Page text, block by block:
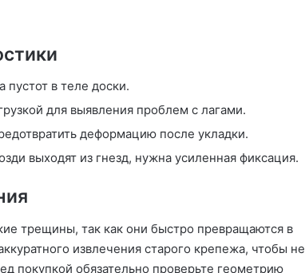
пустот в теле доски.
для выявления проблем с лагами.
деформацию после укладки.
выходят из гнезд, нужна усиленная фиксация.
трещины, так как они быстро превращаются в
извлечения старого крепежа, чтобы не
покупкой обязательно проверьте геометрию